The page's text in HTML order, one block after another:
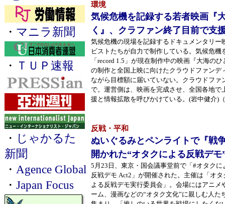
・ マニラ新聞
・ ＴＵＰ速報
・ じゃかるた
新聞
・ Agence Global
・ Japan Focus
環境
気候危機を記録する若者映画『
く』、クラファン終了目前で支
気候危機の現場を記録するドキュメンタリー
ビストたちが自力で制作している。気候危機
「record 1.5」が現在制作中の映画『大海の
の制作と全国上映に向けたクラウドファンデ
ながら目標額に届いていない。クラウドファ
で。運営側は、映画を完成させ、全国各地で
援と情報拡散を呼びかけている。(岩中健介)
反戦・平和
ぬいぐるみとペンライトで『戦
開かれた“オタクによる反戦デモ
5月23日、東京・国会議事堂前で「#オタクに
反戦デモ Act2」が開催された。主催は「オタ
よる反戦デモ実行委員会」。会場にはアニメ
ーム、漫画などの“オタク文化”に親しむ人た